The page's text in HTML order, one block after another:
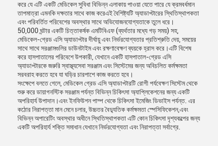
করে যে এটি একটি মেডিকেল সুবিধা বিভিন্ন এলাকায় পাওয়া যেতে পারে যে ক্রমবর্ধমান
তাপমাত্রা এমনকি দক্ষতার সাথে কাজ করেএই বৈশিষ্ট্যটি অ্যাডাপ্টারের স্থিতিস্থাপকতা
এবং পরিবর্তিত পরিবেশের অবস্থার সাথে অভিযোজনযোগ্যতাকে তুলে ধরে।
50,000 ঘন্টার একটি চিত্তাকর্ষক এমটিবিএফ (ব্যর্থতার মধ্যে গড় সময়) সহ,
মেডিকেল-গ্রেড এসি অ্যাডাপ্টার দীর্ঘায়ু এবং নির্ভরযোগ্যতার প্রতিশ্রুতি দেয়, সময়ের
সাথে সাথে সরঞ্জামগুলির ডাউনটাইম এবং রক্ষণাবেক্ষণ ব্যয়কে হ্রাস করে।এটি বিশেষ
করে হাসপাতালের পরিবেশে উপকারী, যেখানে একটি হাসপাতাল-গ্রেড এসি
অ্যাডাপ্টারকে জরুরি স্বাস্থ্যসেবা সরঞ্জাম এবং সিস্টেমের জন্য অবিচলিত কর্মক্ষমতা
সরবরাহ করতে হবে যা ঘড়ির চারপাশে কাজ করতে হবে।
সংক্ষেপে বলতে গেলে, মেডিকেল গ্রেড এসি অ্যাডাপ্টারটি রোগী পর্যবেক্ষণ সিস্টেম থেকে
শুরু করে ডায়াগনস্টিক সরঞ্জাম পর্যন্ত বিভিন্ন চিকিৎসা অ্যাপ্লিকেশনের জন্য একটি
অপরিহার্য উপাদান।এবং ইনফিউশন পাম্প থেকে চিকিৎসা ইমেজিং ডিভাইস পর্যন্ত. এর
কঠোর নিরাপত্তা মান মেনে চলার, উচ্চতর বৈদ্যুতিক কর্মক্ষমতা স্পেসিফিকেশন,এবং
বিভিন্ন অপারেটিং অবস্থার অধীনে স্থিতিস্থাপকতা এটি কোন চিকিৎসা দৃশ্যকল্পের জন্য
একটি অপরিহার্য শক্তি সমাধান যেখানে নির্ভরযোগ্যতা এবং নিরাপত্তা সর্বাগ্রে.